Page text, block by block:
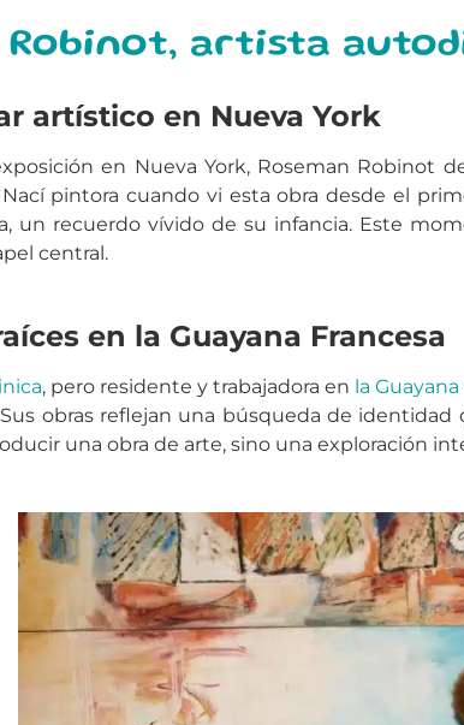
Robinot, artista
artístico en Nueva York
en Nueva York, Roseman Robinot
pintora cuando vi esta obra desde el
un recuerdo vívido de su infancia. Este
central.
en la Guayana Francesa
, pero residente y trabajadora en la
obras reflejan una búsqueda de
una obra de arte, sino una exploración